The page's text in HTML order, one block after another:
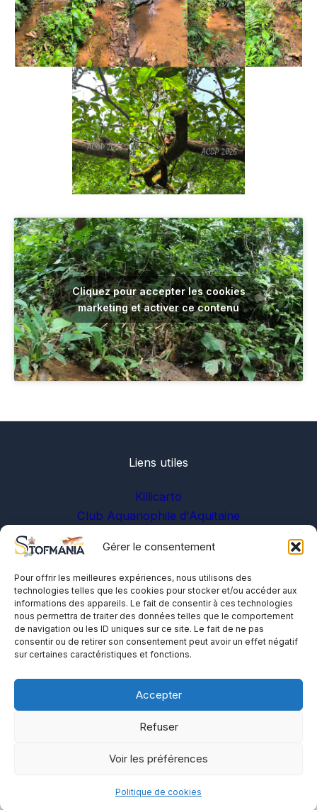
Gérer le consentement
Pour offrir les meilleures expériences, nous utilisons des
technologies telles que les cookies pour stocker et/ou accéder aux
informations des appareils. Le fait de consentir à ces technologies
nous permettra de traiter des données telles que le comportement
de navigation ou les ID uniques sur ce site. Le fait de ne pas
consentir ou de retirer son consentement peut avoir un effet négatif
sur certaines caractéristiques et fonctions.
Accepter
Refuser
Voir les préférences
Politique de cookies
Cliquez pour accepter les cookies
marketing et activer ce contenu
Liens utiles
Killicarto
Club Aquariophile d'Aquitaine
A propos
Me contacter
Politique de cookies
Copyright © 2008-2026 Stofmania